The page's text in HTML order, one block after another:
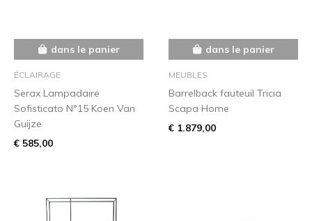
dans le panier
ÉCLAIRAGE
Serax Lampadaire
Sofisticato N°15 Koen Van
Guijze
€ 585,00
dans le panier
MEUBLES
Barrelback fauteuil Tricia
Scapa Home
€ 1.879,00